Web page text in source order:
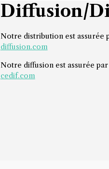
Diffusion/
Notre distribution est assurée
diffusion.com
Notre diffusion est assurée
cedif.com